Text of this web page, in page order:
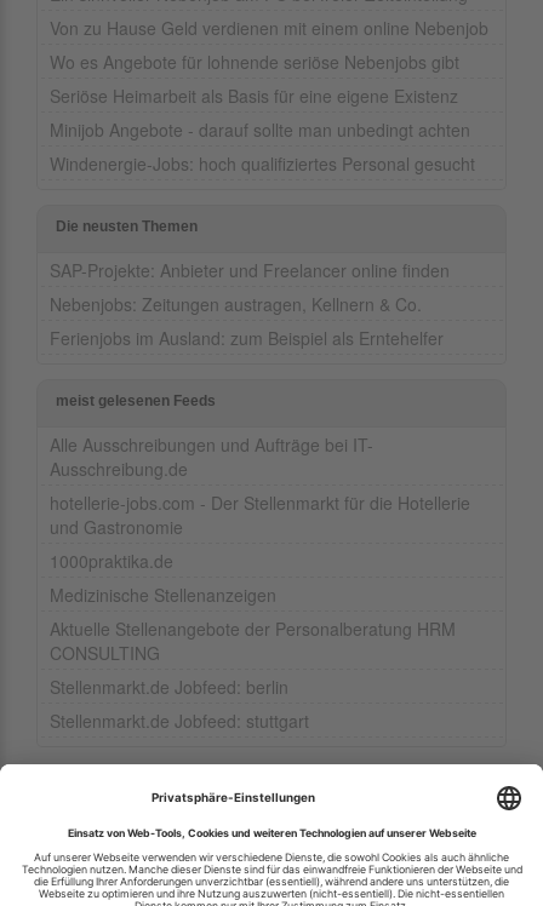
Von zu Hause Geld verdienen mit einem online Nebenjob
Wo es Angebote für lohnende seriöse Nebenjobs gibt
Seriöse Heimarbeit als Basis für eine eigene Existenz
Minijob Angebote - darauf sollte man unbedingt achten
Windenergie-Jobs: hoch qualifiziertes Personal gesucht
Die neusten Themen
SAP-Projekte: Anbieter und Freelancer online finden
Nebenjobs: Zeitungen austragen, Kellnern & Co.
Ferienjobs im Ausland: zum Beispiel als Erntehelfer
meist gelesenen Feeds
Alle Ausschreibungen und Aufträge bei IT-
Ausschreibung.de
hotellerie-jobs.com - Der Stellenmarkt für die Hotellerie
und Gastronomie
1000praktika.de
Medizinische Stellenanzeigen
Aktuelle Stellenangebote der Personalberatung HRM
CONSULTING
Stellenmarkt.de Jobfeed: berlin
Stellenmarkt.de Jobfeed: stuttgart
Ihren RSS-Feed veröffentlichen